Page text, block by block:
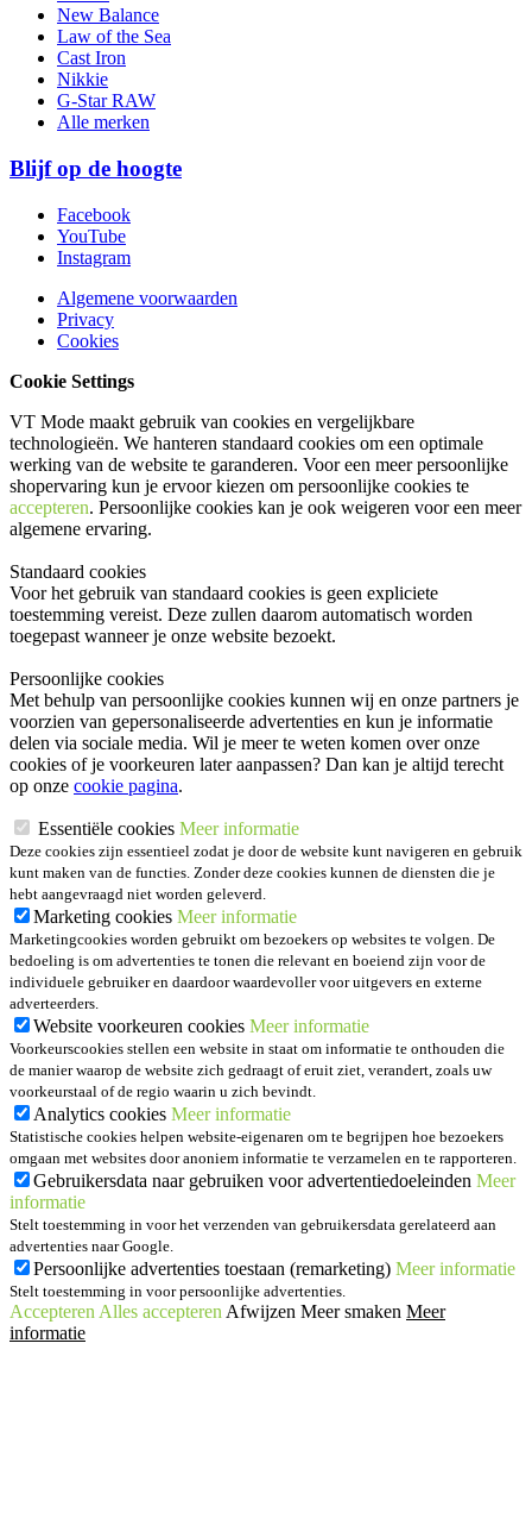
New Balance
Law of the Sea
Cast Iron
Nikkie
G-Star RAW
Alle merken
Blijf op de hoogte
Facebook
YouTube
Instagram
Algemene voorwaarden
Privacy
Cookies
Cookie Settings
VT Mode maakt gebruik van cookies en vergelijkbare
technologieën. We hanteren standaard cookies om een optimale
werking van de website te garanderen. Voor een meer persoonlijke
shopervaring kun je ervoor kiezen om persoonlijke cookies te
accepteren. Persoonlijke cookies kan je ook weigeren voor een meer
algemene ervaring.
Standaard cookies
Voor het gebruik van standaard cookies is geen expliciete
toestemming vereist. Deze zullen daarom automatisch worden
toegepast wanneer je onze website bezoekt.
Persoonlijke cookies
Met behulp van persoonlijke cookies kunnen wij en onze partners je
voorzien van gepersonaliseerde advertenties en kun je informatie
delen via sociale media. Wil je meer te weten komen over onze
cookies of je voorkeuren later aanpassen? Dan kan je altijd terecht
op onze cookie pagina.
Essentiële cookies Meer informatie
Deze cookies zijn essentieel zodat je door de website kunt navigeren en gebruik
kunt maken van de functies. Zonder deze cookies kunnen de diensten die je
hebt aangevraagd niet worden geleverd.
Marketing cookies Meer informatie
Marketingcookies worden gebruikt om bezoekers op websites te volgen. De
bedoeling is om advertenties te tonen die relevant en boeiend zijn voor de
individuele gebruiker en daardoor waardevoller voor uitgevers en externe
adverteerders.
Website voorkeuren cookies Meer informatie
Voorkeurscookies stellen een website in staat om informatie te onthouden die
de manier waarop de website zich gedraagt of eruit ziet, verandert, zoals uw
voorkeurstaal of de regio waarin u zich bevindt.
Analytics cookies Meer informatie
Statistische cookies helpen website-eigenaren om te begrijpen hoe bezoekers
omgaan met websites door anoniem informatie te verzamelen en te rapporteren.
Gebruikersdata naar gebruiken voor advertentiedoeleinden Meer
informatie
Stelt toestemming in voor het verzenden van gebruikersdata gerelateerd aan
advertenties naar Google.
Persoonlijke advertenties toestaan (remarketing) Meer informatie
Stelt toestemming in voor persoonlijke advertenties.
Accepteren Alles accepteren Afwijzen Meer smaken Meer
informatie